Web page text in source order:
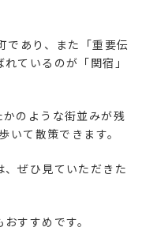
であり、また「重要伝
ているのが「関宿」
のような街並みが残
いて散策できます。
ぜひ見ていただきた
すすめです。